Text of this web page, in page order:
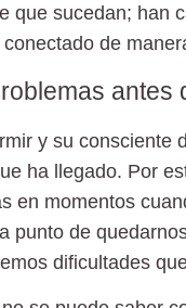
que sucedan; han
de
antes
y su consciente
ha llegado. Por
en momentos
punto de
dificultades